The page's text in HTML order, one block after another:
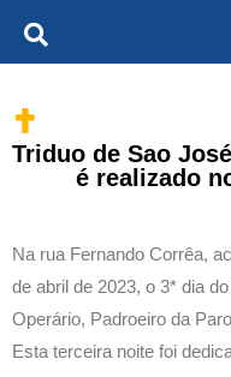
Triduo de Sao
é realizado
Na rua Fernando Corrêa,
de abril de 2023, o 3* dia
Operário, Padroeiro da
Esta terceira noite foi